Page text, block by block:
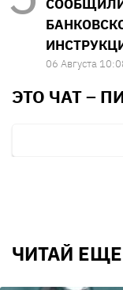
06 Августа
ЭТО ЧАТ –
ЧИТАЙ ЕЩЕ